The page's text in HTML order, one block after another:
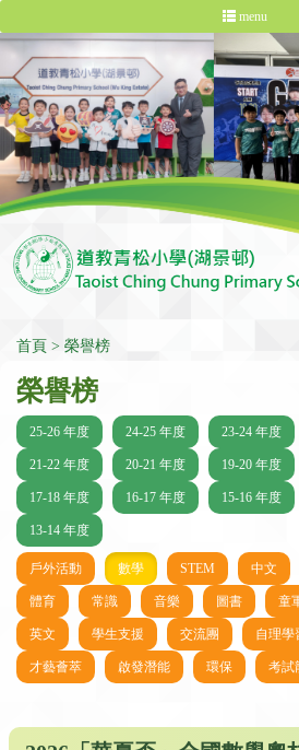
menu
首頁 榮譽榜
榮譽榜
25-26 年度 24-25 年度 23-24 年度
21-22 年度 20-21 年度 19-20 年度
17-18 年度 16-17 年度 15-16 年度
13-14 年度
戶外活動 數學 STEM 中文
體育 常識 音樂 圖書 童
英文 學生支援 交流團 自理學
才藝薈萃 啟發潛能 環保 考試